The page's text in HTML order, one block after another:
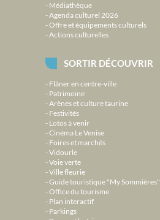
Médiathèque
Agenda culturel 2026
Offre et équipements culturels
Actions culturelles
SORTIR DÉCOUVRIR
Flâner en centre-ville
Patrimoine
Arènes et culture taurine
Festivités
Lotos à venir
Cinéma Le Venise
Foires et marchés
Vidourle
Voie verte
Ville fleurie
Guide touristique "My Sommières"
Office du tourisme
Plan interactif
Parkings